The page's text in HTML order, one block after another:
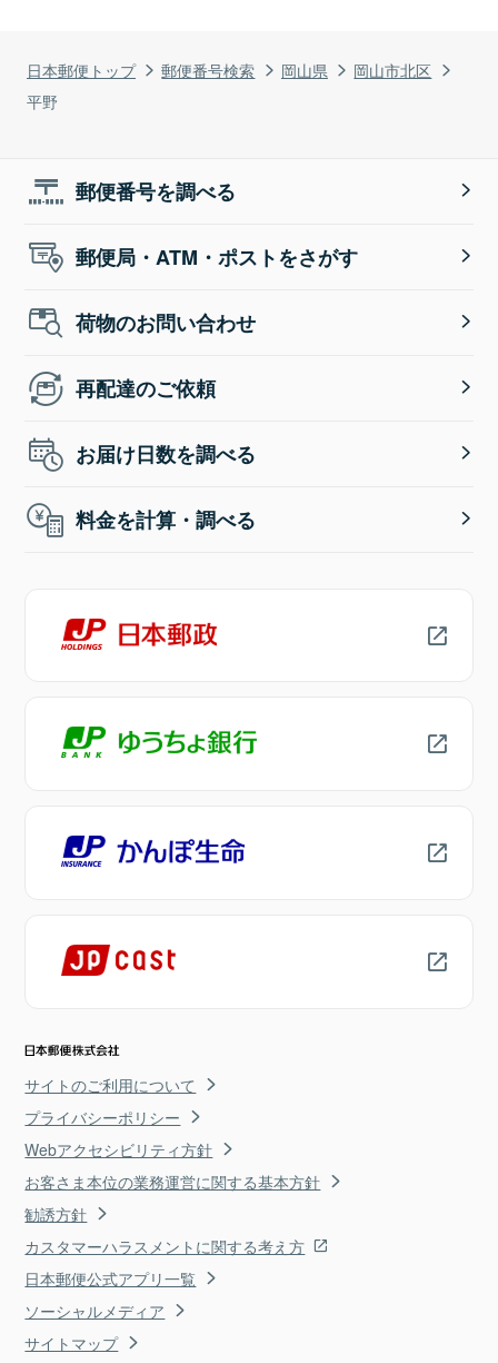
日本郵便トップ 郵便番号検索 岡山県
岡山市北区
平野
郵便番号を調べる
郵便局・ATM・ポストをさがす
荷物のお問い合わせ
再配達のご依頼
お届け日数を調べる
料金を計算・調べる
サイトのご利用について
プライバシーポリシー
Webアクセシビリティ方針
お客さま本位の業務運営に関する基本方針
勧誘方針
カスタマーハラスメントに関する考え方
日本郵便公式アプリ一覧
ソーシャルメディア
サイトマップ